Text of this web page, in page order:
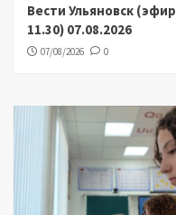
Вести Ульяновск (эфир
11.30) 07.08.2026
07/08/2026 0